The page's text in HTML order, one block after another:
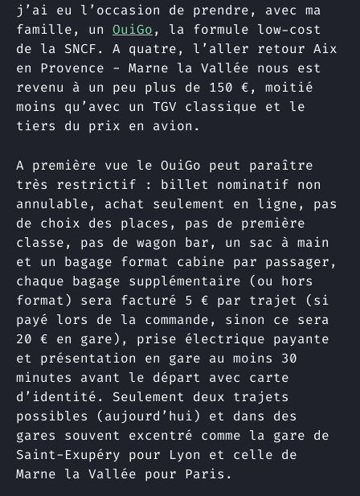
j’ai eu l’occasion de prendre, avec ma
famille, un OuiGo, la formule low-cost
de la SNCF. A quatre, l’aller retour Aix
en Provence - Marne la Vallée nous est
revenu à un peu plus de 150 €, moitié
moins qu’avec un TGV classique et le
tiers du prix en avion.
A première vue le OuiGo peut paraître
très restrictif : billet nominatif non
annulable, achat seulement en ligne, pas
de choix des places, pas de première
classe, pas de wagon bar, un sac à main
et un bagage format cabine par passager,
chaque bagage supplémentaire (ou hors
format) sera facturé 5 € par trajet (si
payé lors de la commande, sinon ce sera
20 € en gare), prise électrique payante
et présentation en gare au moins 30
minutes avant le départ avec carte
d’identité. Seulement deux trajets
possibles (aujourd’hui) et dans des
gares souvent excentré comme la gare de
Saint-Exupéry pour Lyon et celle de
Marne la Vallée pour Paris.